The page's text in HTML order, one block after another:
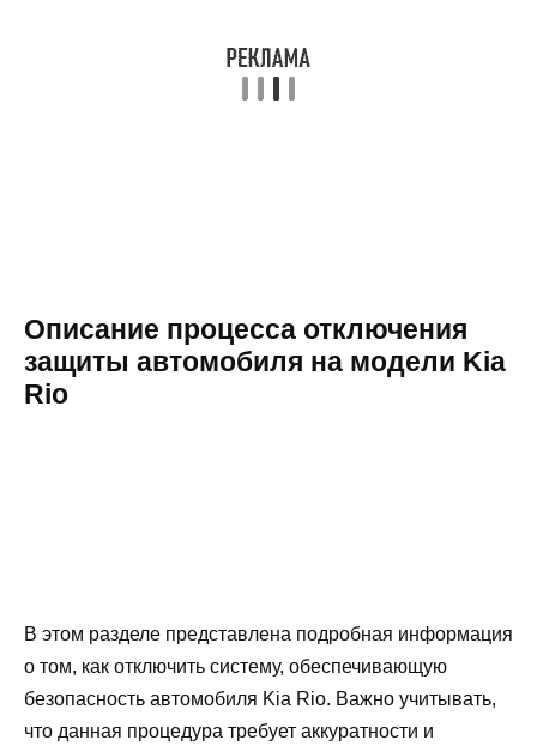
Описание процесса отключения
защиты автомобиля на модели Kia
Rio
В этом разделе представлена подробная информация
о том, как отключить систему, обеспечивающую
безопасность автомобиля Kia Rio. Важно учитывать,
что данная процедура требует аккуратности и